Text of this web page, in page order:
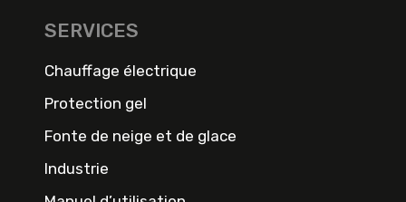
SERVICES
Chauffage électrique
Protection gel
Fonte de neige et de glace
Industrie